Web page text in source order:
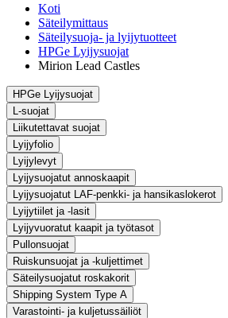
Koti
Säteilymittaus
Säteilysuoja- ja lyijytuotteet
HPGe Lyijysuojat
Mirion Lead Castles
HPGe Lyijysuojat
L-suojat
Liikutettavat suojat
Lyijyfolio
Lyijylevyt
Lyijysuojatut annoskaapit
Lyijysuojatut LAF-penkki- ja hansikaslokerot
Lyijytiilet ja -lasit
Lyijyvuoratut kaapit ja työtasot
Pullonsuojat
Ruiskunsuojat ja -kuljettimet
Säteilysuojatut roskakorit
Shipping System Type A
Varastointi- ja kuljetussäiliöt